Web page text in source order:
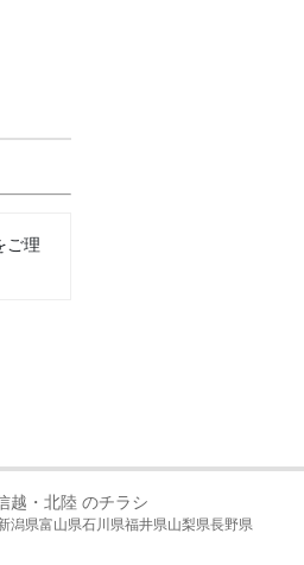
ご理
越・北陸 のチラシ
潟県富山県石川県福井県山梨県長野県